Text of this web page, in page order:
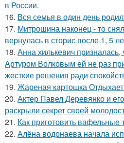
в России.
16. Вся семья в один день
17. Митрошина наконец - то
вернулась в сторис после 1, 5
18. Анна хилькевич призналась,
Артуром Волковым ей не раз
жесткие решения ради
19. Жареная картошка
20. Актер Павел Деревянко и
раскрыли секрет своей
21. Как приготовить вафельные
22. Алёна водонаева начала